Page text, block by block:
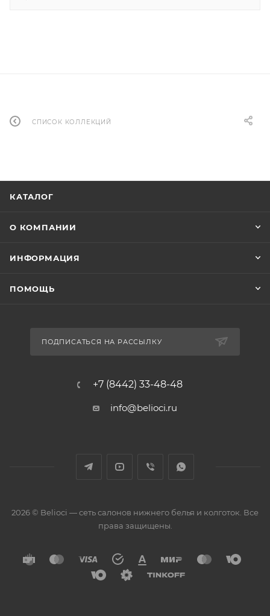
СПИСОК КОЛЛЕКЦИЙ
КАТАЛОГ
О КОМПАНИИ
ИНФОРМАЦИЯ
ПОМОЩЬ
ПОДПИСАТЬСЯ НА РАССЫЛКУ
+7 (8442) 33-48-48
info@belioci.ru
2026 © Belioci — сеть салонов нижнего белья и колготок. Все
права защищены.